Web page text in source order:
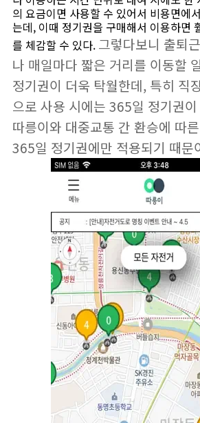
의 요금이면 사용할 수 있어서 비용면에
는데, 이때 정기권을 구매해서 이용하면
를 체감할 수 있다. 그렇다보니 출퇴
나 매일마다 짧은 거리를 이동할
정기권이 더욱 탁월한데, 특히 직
으로 사용 시에는 365일 정기권
따릉이와 대중교통 간 환승에 따
365일 정기권에만 적용되기 때문